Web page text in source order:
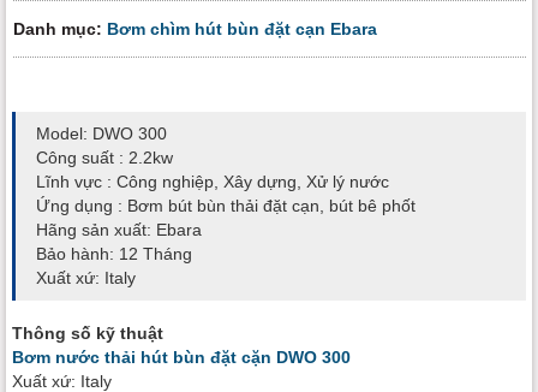
Danh mục: Bơm chìm hút bùn đặt cạn Ebara
Model: DWO 300
Công suất : 2.2kw
Lĩnh vực : Công nghiệp, Xây dựng, Xử lý nước
Ứng dụng : Bơm bút bùn thải đặt cạn, bút bê phốt
Hãng sản xuất: Ebara
Bảo hành: 12 Tháng
Xuất xứ: Italy
Thông số kỹ thuật
Bơm nước thải hút bùn đặt cặn DWO 300
Xuất xứ: Italy